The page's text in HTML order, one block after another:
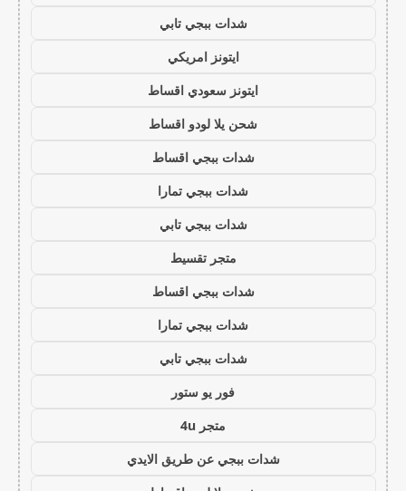
شدات ببجي تابي
ايتونز امريكي
ايتونز سعودي اقساط
شحن يلا لودو اقساط
شدات ببجي اقساط
شدات ببجي تمارا
شدات ببجي تابي
متجر تقسيط
شدات ببجي اقساط
شدات ببجي تمارا
شدات ببجي تابي
فور يو ستور
متجر 4u
شدات ببجي عن طريق الايدي